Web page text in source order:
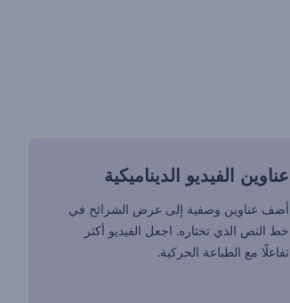
عناوين الفيديو الديناميكية
أضف عناوين وصفية إلى عرض الشرائح في
خط النص الذي تختاره. اجعل الفيديو أكثر
تفاعلًا مع الطباعة الحركية.